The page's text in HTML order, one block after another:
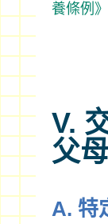
養條例》
V.
父母
A. 特